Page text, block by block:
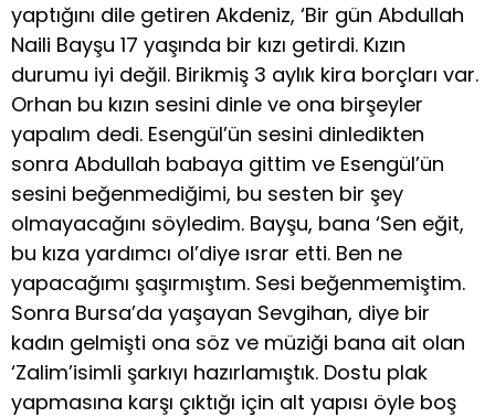
yaptığını dile getiren Akdeniz, ‘Bir gün Abdullah
Naili Bayşu 17 yaşında bir kızı getirdi. Kızın
durumu iyi değil. Birikmiş 3 aylık kira borçları var.
Orhan bu kızın sesini dinle ve ona birşeyler
yapalım dedi. Esengül’ün sesini dinledikten
sonra Abdullah babaya gittim ve Esengül’ün
sesini beğenmediğimi, bu sesten bir şey
olmayacağını söyledim. Bayşu, bana ‘Sen eğit,
bu kıza yardımcı ol’diye ısrar etti. Ben ne
yapacağımı şaşırmıştım. Sesi beğenmemiştim.
Sonra Bursa’da yaşayan Sevgihan, diye bir
kadın gelmişti ona söz ve müziği bana ait olan
‘Zalim’isimli şarkıyı hazırlamıştık. Dostu plak
yapmasına karşı çıktığı için alt yapısı öyle boş